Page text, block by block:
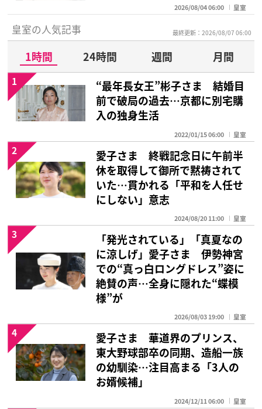
2026/08/04 06:00 皇室
皇室の人気記事 最終更新：2026/08/07 06:00
1時間 24時間 週間
月間
“最年長女王”彬子さま 結婚目
前で破局の過去…京都に別宅購
入の独身生活
2022/01/15 06:00 皇室
1
愛子さま 終戦記念日に午前半
休を取得して御所で黙祷されて
いた…貫かれる「平和を人任せ
にしない」意志
2024/08/20 11:00 皇室
2
「発光されている」「真夏なの
に涼しげ」愛子さま 伊勢神宮
での“真っ白ロングドレス”姿に
絶賛の声…全身に隠れた“蝶模
様”が
2026/08/03 19:00 皇室
3
愛子さま 華道界のプリンス、
東大野球部卒の同期、造船一族
の幼馴染…注目高まる「3人の
お婿候補」
2024/12/11 06:00 皇室
4